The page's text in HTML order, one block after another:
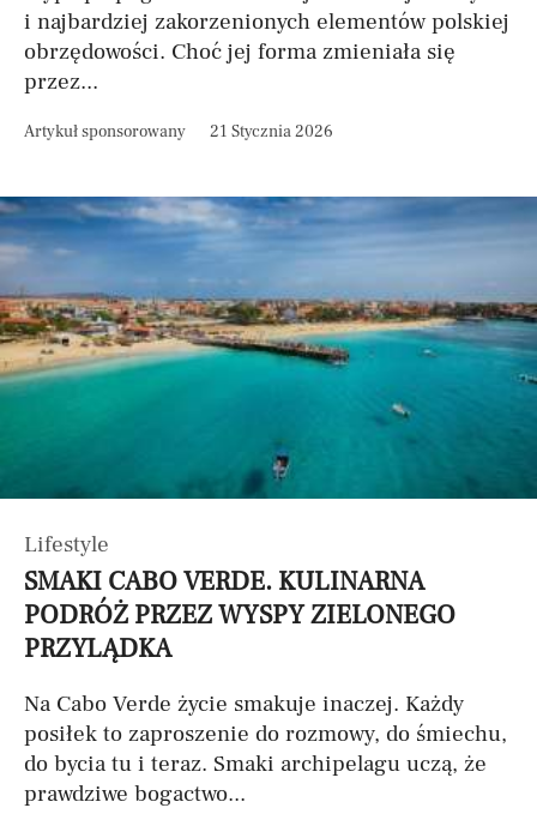
i najbardziej zakorzenionych elementów polskiej
obrzędowości. Choć jej forma zmieniała się
przez...
Artykuł sponsorowany 21 Stycznia 2026
Lifestyle
SMAKI CABO VERDE. KULINARNA
PODRÓŻ PRZEZ WYSPY ZIELONEGO
PRZYLĄDKA
Na Cabo Verde życie smakuje inaczej. Każdy
posiłek to zaproszenie do rozmowy, do śmiechu,
do bycia tu i teraz. Smaki archipelagu uczą, że
prawdziwe bogactwo...